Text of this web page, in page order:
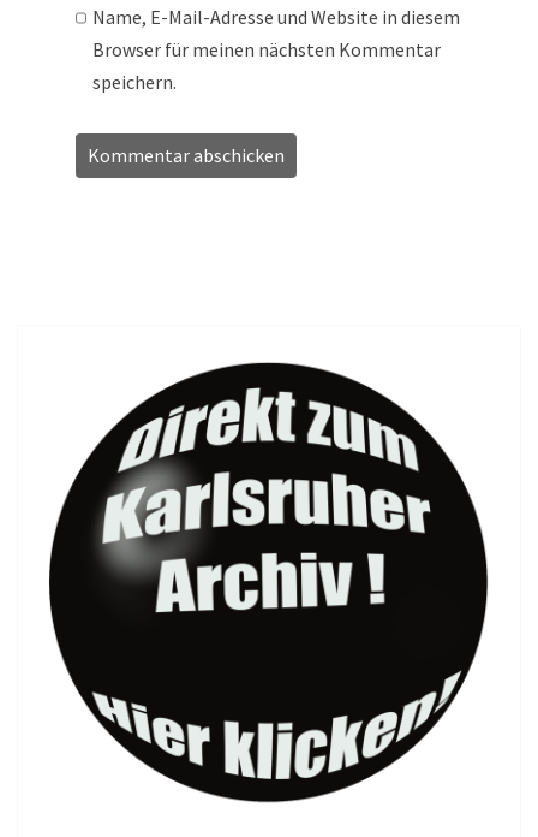
Name, E-Mail-Adresse und Website in diesem
Browser für meinen nächsten Kommentar
speichern.